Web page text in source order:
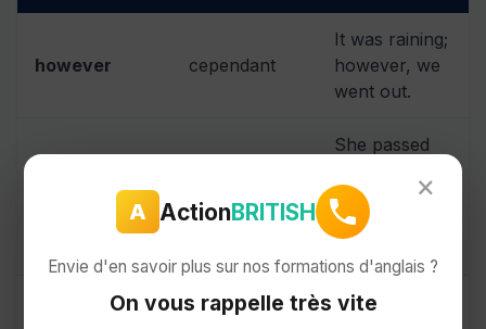
however cependant
It was raining;
however, we
went out.
therefore
conséquent
She passed
therefore,
she
The plan is
×
A ActionBRITISH
Envie d'en savoir plus sur nos formations d'anglais ?
On vous rappelle très vite